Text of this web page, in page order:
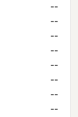
--
--
--
--
--
--
--
--